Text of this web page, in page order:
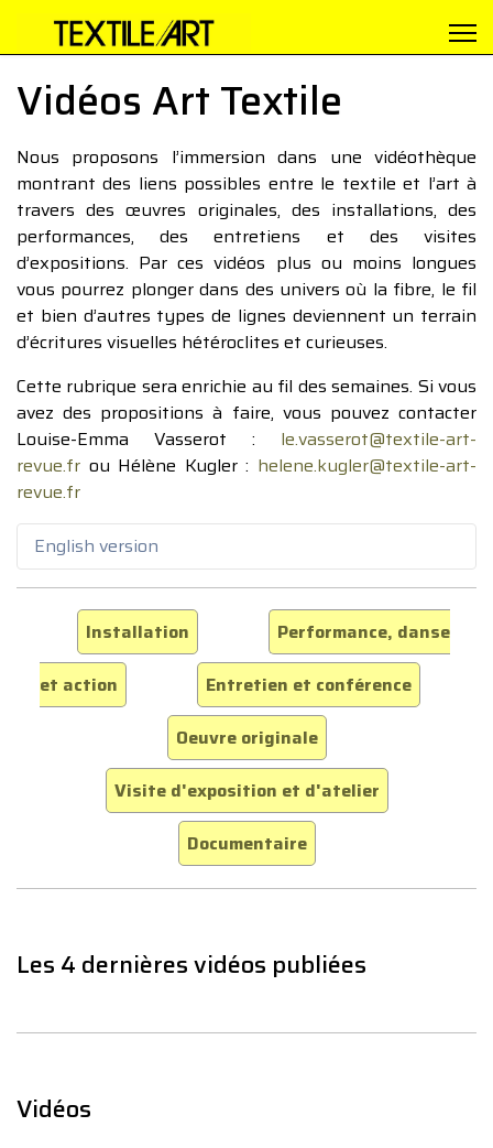
Vidéos Art Textile
Nous proposons l’immersion dans une vidéothèque
montrant des liens possibles entre le textile et l’art à
travers des œuvres originales, des installations, des
performances, des entretiens et des visites
d’expositions. Par ces vidéos plus ou moins longues
vous pourrez plonger dans des univers où la fibre, le fil
et bien d’autres types de lignes deviennent un terrain
d’écritures visuelles hétéroclites et curieuses.
Cette rubrique sera enrichie au fil des semaines. Si vous
avez des propositions à faire, vous pouvez contacter
Louise-Emma Vasserot : le.vasserot@textile-art-
revue.fr ou Hélène Kugler : helene.kugler@textile-art-
revue.fr
English version
Installation
Performance, danse
et action
Entretien et conférence
Oeuvre originale
Visite d'exposition et d'atelier
Documentaire
Les 4 dernières vidéos publiées
Vidéos